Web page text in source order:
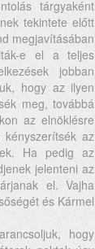
tárgyaként
tekintete előtt
megjavításában
e el a teljes
jobban
hogy az ilyen
meg, továbbá
az elnöklésre
az
Ha pedig az
jelenteni az
el. Vajha
és Kármel
hogy